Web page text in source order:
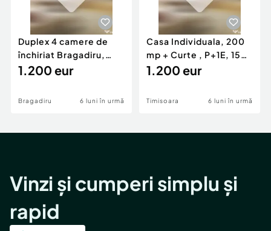
Duplex 4 camere de
închiriat Bragadiru,
curte 100 mp, pa...
1.200 eur
Bragadiru 6 luni în urmă
Casa Individuala, 200
mp + Curte , P+1E, 150
mp, zona Girocu
1.200 eur
Timisoara 6 luni în urmă
Vinzi și cumperi simplu și
rapid